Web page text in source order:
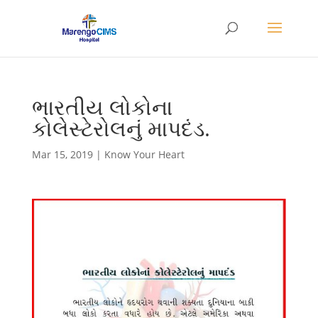
ભારતીય લોકોના
કોલેસ્ટેરોલનું માપદંડ.
Mar 15, 2019| Know Your Heart